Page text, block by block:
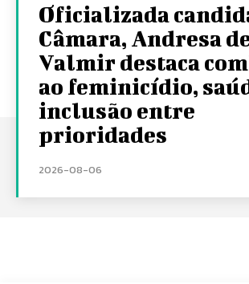
Oficializada
Câmara, Andresa
Valmir destaca
ao feminicídio,
inclusão entre
prioridades
2026-08-06